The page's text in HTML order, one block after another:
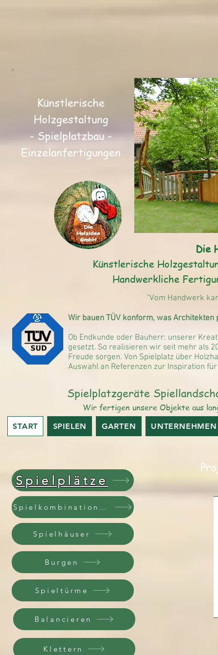
Künstlerische
Holzgestaltung
- Spielplatzbau -
Einzelanfertigungen
Die
Künstlerische
Handwerkliche
"Vom Handwerk
Wir bauen TÜV konform, was Architekten
Ob Endkunde oder Bauherr: unserer
gesetzt. So realisieren wir seit mehr als
Freude sorgen. Von Spielplatz über
Auswahl an Referenzen zur Inspiration
Spielplatzgeräte
Wir fertigen unsere Objekte aus
START SPIELEN GARTEN UNTERNEHMEN
Spielplätze
Spielkombinationen
Spielhäuser
Burgen
Spieltürme
Balancieren
Klettern